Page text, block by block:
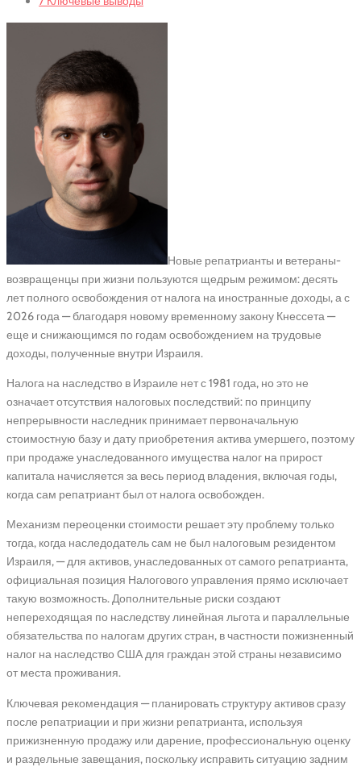
Новые репатрианты и ветераны-
возвращенцы при жизни пользуются щедрым режимом: десять
лет полного освобождения от налога на иностранные доходы, а с
2026 года — благодаря новому временному закону Кнессета —
еще и снижающимся по годам освобождением на трудовые
доходы, полученные внутри Израиля.
Налога на наследство в Израиле нет с 1981 года, но это не
означает отсутствия налоговых последствий: по принципу
непрерывности наследник принимает первоначальную
стоимостную базу и дату приобретения актива умершего, поэтому
при продаже унаследованного имущества налог на прирост
капитала начисляется за весь период владения, включая годы,
когда сам репатриант был от налога освобожден.
Механизм переоценки стоимости решает эту проблему только
тогда, когда наследодатель сам не был налоговым резидентом
Израиля, — для активов, унаследованных от самого репатрианта,
официальная позиция Налогового управления прямо исключает
такую возможность. Дополнительные риски создают
непереходящая по наследству линейная льгота и параллельные
обязательства по налогам других стран, в частности пожизненный
налог на наследство США для граждан этой страны независимо
от места проживания.
Ключевая рекомендация — планировать структуру активов сразу
после репатриации и при жизни репатрианта, используя
прижизненную продажу или дарение, профессиональную оценку
и раздельные завещания, поскольку исправить ситуацию задним